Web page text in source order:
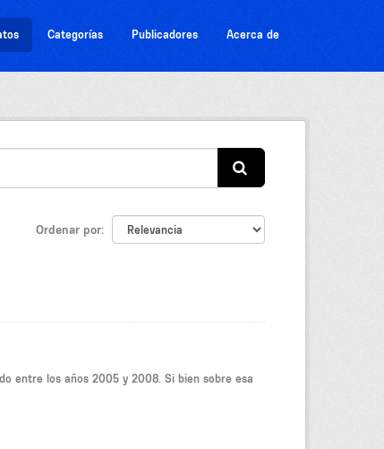
Categorías Publicadores Acerca de
Ordenar por
entre los años 2005 y 2008. Si bien sobre esa